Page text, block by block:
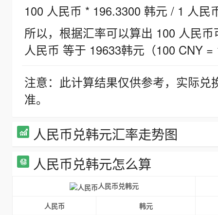
100 人民币 * 196.3300 韩元 / 1 人民
所以，根据汇率可以算出 100 人民
人民币 等于 19633韩元（100 CNY =
注意：此计算结果仅供参考，实际
准。
人民币兑韩元汇率走势图
人民币兑韩元怎么算
人民币兑韩元
人民币
韩元